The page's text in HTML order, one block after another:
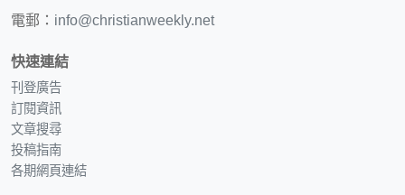
電郵： info@christianweekly.net
快速連結
刊登廣告
訂閱資訊
文章搜尋
投稿指南
各期網頁連結